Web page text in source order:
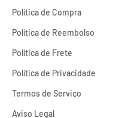
Política de Compra
Política de Reembolso
Política de Frete
Política de Privacidade
Termos de Serviço
Aviso Legal